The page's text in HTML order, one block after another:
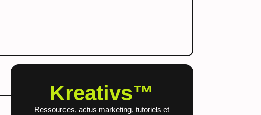
Kreativs™
Ressources, actus marketing, tutoriels et